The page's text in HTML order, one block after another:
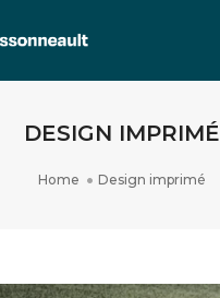
DESIGN IMPRIMÉ
Home Design imprimé